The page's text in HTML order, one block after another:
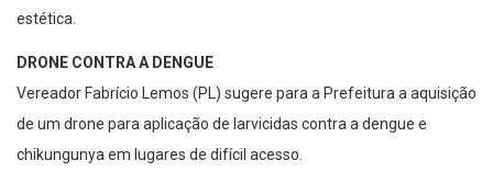
estética.
DRONE CONTRA A DENGUE
Vereador Fabrício Lemos (PL) sugere para a Prefeitura a aquisição
de um drone para aplicação de larvicidas contra a dengue e
chikungunya em lugares de difícil acesso.